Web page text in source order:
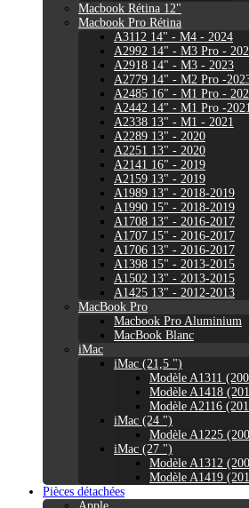
Macbook Rétina 12"
Macbook Pro Rétina
A3112 14" - M4 - 2024
A2992 14" - M3 Pro -
A2918 14" - M3 - 2023
A2779 14" - M2 Pro -
A2485 16" - M1 Pro -
A2442 14" - M1 Pro -
A2338 13" - M1 - 2021
A2289 13" - 2020
A2251 13" - 2020
A2141 16" - 2019
A2159 13" - 2019
A1989 13" - 2018-2019
A1990 15" - 2018-2019
A1708 13" - 2016-2017
A1707 15" - 2016-2017
A1706 13" - 2016-2017
A1398 15" - 2013-2015
A1502 13" - 2013-2015
A1425 13" - 2012-2013
MacBook Pro
Macbook Pro Aluminium
MacBook Blanc
iMac
iMac (21,5 ")
Modèle A1311
Modèle A1418
Modèle A2116
iMac (24 ")
Modèle A1225
iMac (27 ")
Modèle A1312
Modèle A1419
Pièces détachées